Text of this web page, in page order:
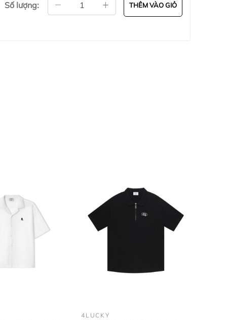
Số lượng: THÊM VÀO GIỎ
4LUCKY